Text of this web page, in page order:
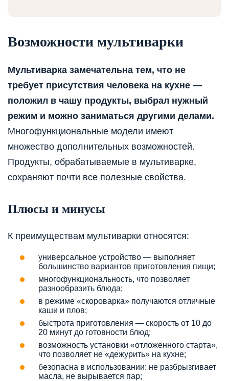
Возможности мультиварки
Мультиварка замечательна тем, что не
требует присутствия человека на кухне —
положил в чашу продукты, выбрал нужный
режим и можно заниматься другими делами.
Многофункциональные модели имеют
множество дополнительных возможностей.
Продукты, обрабатываемые в мультиварке,
сохраняют почти все полезные свойства.
Плюсы и минусы
К преимуществам мультиварки относятся:
универсальное устройство — выполняет
большинство вариантов приготовления пищи;
многофункциональность, что позволяет
разнообразить блюда;
в режиме «скороварка» получаются отличные
каши и плов;
быстрота приготовления — скорость от 10 до
20 минут до готовности блюд;
возможность установки «отложенного старта»,
что позволяет не «дежурить» на кухне;
безопасна в использовании: не разбрызгивает
масла, не вырывается пар;